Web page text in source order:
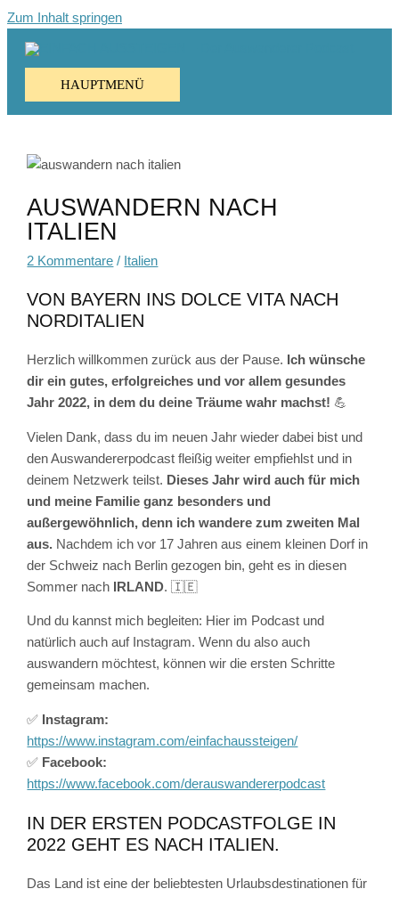
Zum Inhalt springen
HAUPTMENÜ
AUSWANDERN NACH
ITALIEN
2 Kommentare / Italien
VON BAYERN INS DOLCE VITA NACH
NORDITALIEN
Herzlich willkommen zurück aus der Pause. Ich wünsche
dir ein gutes, erfolgreiches und vor allem gesundes
Jahr 2022, in dem du deine Träume wahr machst! 💪
Vielen Dank, dass du im neuen Jahr wieder dabei bist und
den Auswandererpodcast fleißig weiter empfiehlst und in
deinem Netzwerk teilst. Dieses Jahr wird auch für mich
und meine Familie ganz besonders und
außergewöhnlich, denn ich wandere zum zweiten Mal
aus. Nachdem ich vor 17 Jahren aus einem kleinen Dorf in
der Schweiz nach Berlin gezogen bin, geht es in diesen
Sommer nach
IRLAND. 🇮🇪
Und du kannst mich begleiten: Hier im Podcast und
natürlich auch auf Instagram. Wenn du also auch
auswandern möchtest, können wir die ersten Schritte
gemeinsam machen.
✅ Instagram:
https://www.instagram.com/einfachaussteigen/
✅ Facebook:
https://www.facebook.com/derauswandererpodcast
IN DER ERSTEN PODCASTFOLGE IN
2022 GEHT ES NACH ITALIEN.
Das Land ist eine der beliebtesten Urlaubsdestinationen für